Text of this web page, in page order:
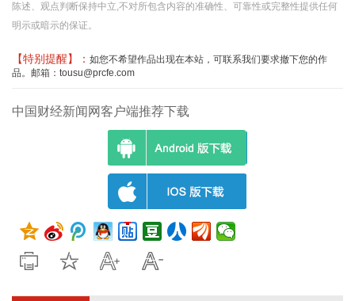
陈述、观点判断保持中立,不对所包含内容的准确性、可靠性或完整性提供任何
明示或暗示的保证。
【特别提醒】： 如您不希望作品出现在本站，可联系我们要求撤下您的作
品。邮箱：tousu@prcfe.com
中国财经新闻网客户端推荐下载